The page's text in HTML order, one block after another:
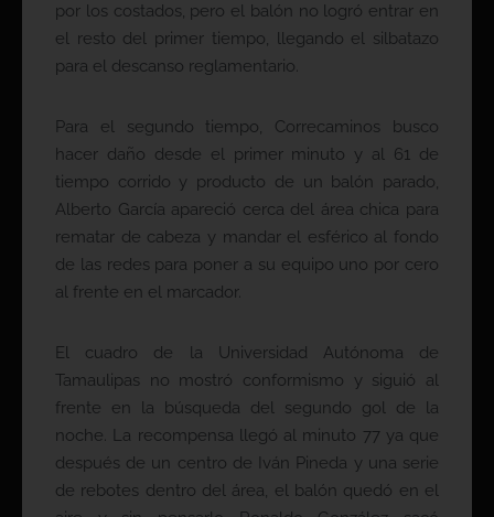
por los costados, pero el balón no logró entrar en
el resto del primer tiempo, llegando el silbatazo
para el descanso reglamentario.
Para el segundo tiempo, Correcaminos busco
hacer daño desde el primer minuto y al 61 de
tiempo corrido y producto de un balón parado,
Alberto García apareció cerca del área chica para
rematar de cabeza y mandar el esférico al fondo
de las redes para poner a su equipo uno por cero
al frente en el marcador.
El cuadro de la Universidad Autónoma de
Tamaulipas no mostró conformismo y siguió al
frente en la búsqueda del segundo gol de la
noche. La recompensa llegó al minuto 77 ya que
después de un centro de Iván Pineda y una serie
de rebotes dentro del área, el balón quedó en el